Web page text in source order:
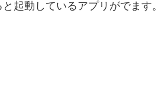
起動しているアプリがでます。